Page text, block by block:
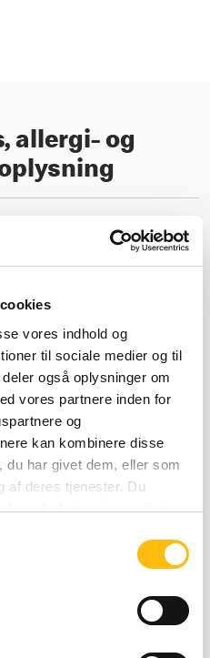
vores indhold og
til sociale medier og til
også oplysninger om
vores partnere inden for
og
kan kombinere disse
du har givet dem, eller som
af deres tjenester. Du
hvis du fortsætter med at
allergi- og
produkter